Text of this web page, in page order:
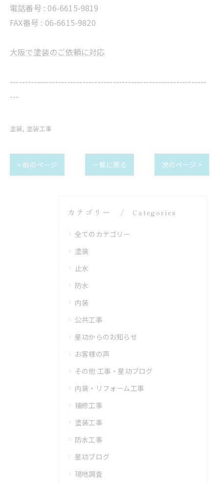
電話番号 : 06-6615-9819
FAX番号 : 06-6615-9820
大阪で塗装のご依頼に対応
-----------------------------------------------------------------
---
塗装 塗装工事
< 前のページ 一覧に戻る 次のページ >
カテゴリー Categories
全てのカテゴリー
塗装
止水
防水
内装
公共工事
星功からのお知らせ
お客様の声
その他 工事・星功ブログ
内装・リフォーム工事
補修工事
塗装工事
防水工事
星功ブログ
現地調査